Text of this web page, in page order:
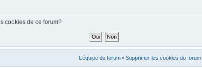
cookies de ce forum?
L’équipe du forum • Supprimer les cookies du forum